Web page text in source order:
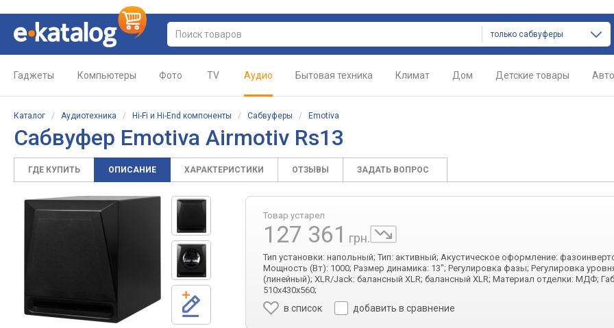
только сабвуферы
Гаджеты Компьютеры Фото TV Аудио Бытовая техника Климат Дом Детские товары Авто
Каталог / Аудиотехника / Hi-Fi и Hi-End компоненты / Сабвуферы / Emotiva
Сабвуфер Emotiva Airmotiv Rs13
ГДЕ КУПИТЬ ОПИСАНИЕ ХАРАКТЕРИСТИКИ ОТЗЫВЫ ЗАДАТЬ ВОПРОС
Товар устарел
127 361 грн.
Тип установки: напольный; Тип: активный; Акустическое оформление:
Мощность (Вт): 1000; Размер динамика: 13"; Регулировка фазы; Регулировка
(линейный); XLR/Jack: балансный XLR; балансный XLR; Материал отделки: МДФ;
510x430x560;
в список добавить в сравнение